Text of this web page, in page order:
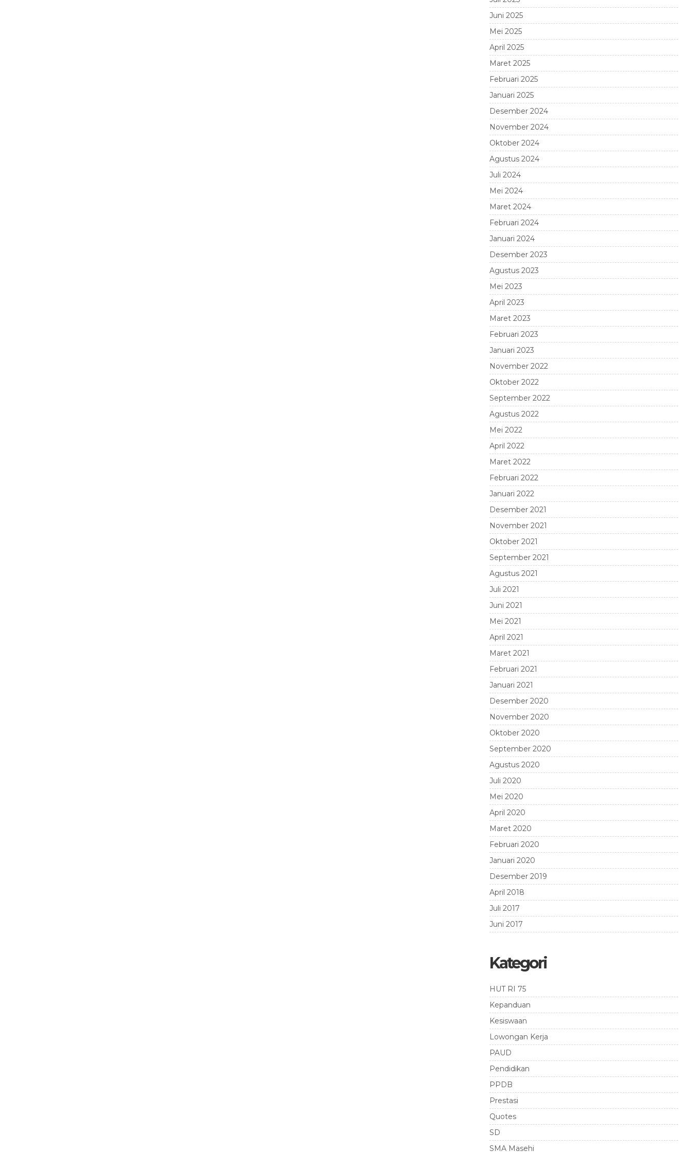
Juni 2025
Mei 2025
April 2025
Maret 2025
Februari 2025
Januari 2025
Desember 2024
November 2024
Oktober 2024
Agustus 2024
Juli 2024
Mei 2024
Maret 2024
Februari 2024
Januari 2024
Desember 2023
Agustus 2023
Mei 2023
April 2023
Maret 2023
Februari 2023
Januari 2023
November 2022
Oktober 2022
September 2022
Agustus 2022
Mei 2022
April 2022
Maret 2022
Februari 2022
Januari 2022
Desember 2021
November 2021
Oktober 2021
September 2021
Agustus 2021
Juli 2021
Juni 2021
Mei 2021
April 2021
Maret 2021
Februari 2021
Januari 2021
Desember 2020
November 2020
Oktober 2020
September 2020
Agustus 2020
Juli 2020
Mei 2020
April 2020
Maret 2020
Februari 2020
Januari 2020
Desember 2019
April 2018
Juli 2017
Juni 2017
Kategori
HUT RI 75
Kepanduan
Kesiswaan
Lowongan Kerja
PAUD
Pendidikan
PPDB
Prestasi
Quotes
SD
SMA Masehi